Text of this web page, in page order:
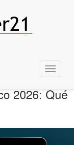
Menu
2026: Qué